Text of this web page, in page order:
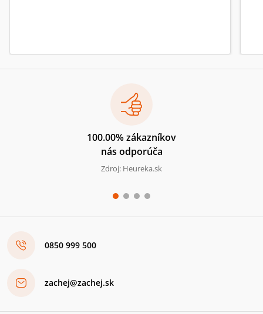
100.00% zákazníkov
nás odporúča
Zdroj: Heureka.sk
0850 999 500
zachej@zachej.sk